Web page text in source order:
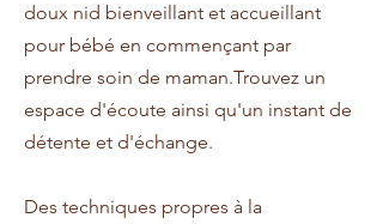
doux nid bienveillant et accueillant
pour bébé en commençant par
prendre soin de maman.Trouvez un
espace d'écoute ainsi qu'un instant de
détente et d'échange.
Des techniques propres à la